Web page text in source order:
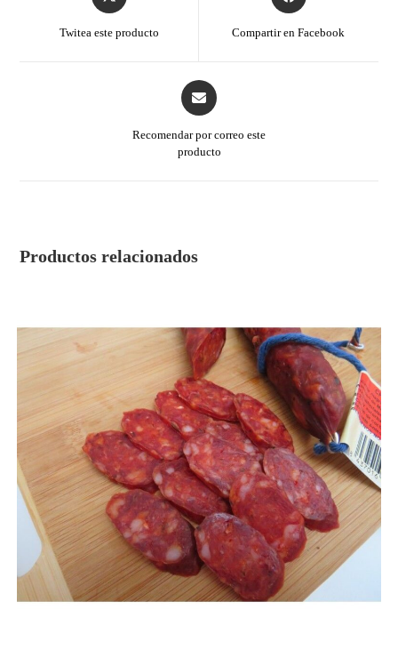
Twitea este producto Compartir en Facebook
Recomendar por correo este
producto
Productos relacionados